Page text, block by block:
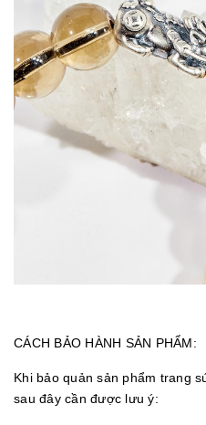
CÁCH BẢO HÀNH SẢN PHẨM:
Khi bảo quản sản phẩm trang
sau đây cần được lưu ý: